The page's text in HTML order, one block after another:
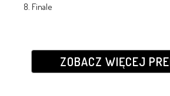
8. Finale
ZOBACZ WIĘCEJ